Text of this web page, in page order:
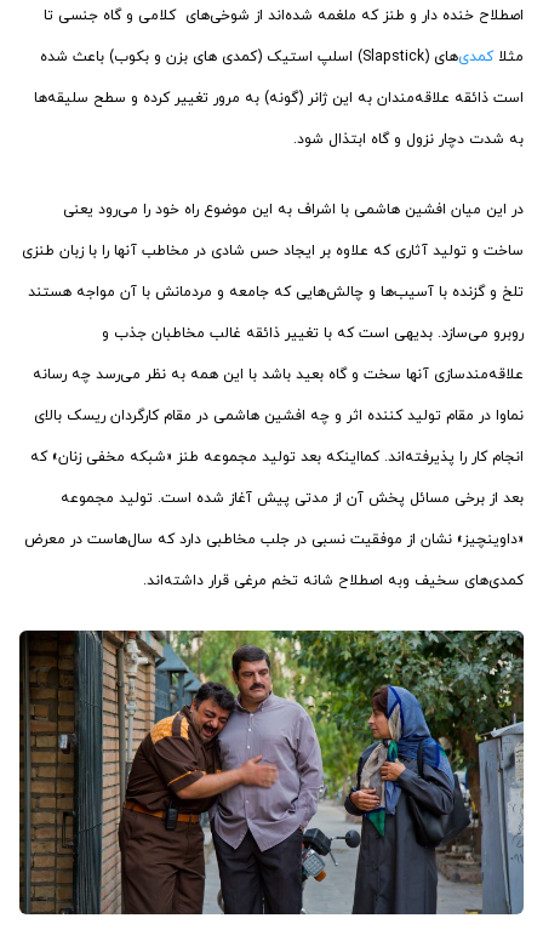
اصطلاح خنده دار و طنز که ملغمه شده‌اند از شوخی‌های کلامی و گاه جنسی تا
مثلاکمدی‌ های (Slapstick) اسلپ استیک (کمدی های بزن و بکوب) باعث شده
است ذائقه علاقه‌مندان به این ژانر (گونه) به مرور تغییر کرده و سطح سلیقه‌ها
به شدت دچار نزول و گاه ابتذال شود.
در این میان افشین هاشمی با اشراف به این موضوع راه خود را می‌رود یعنی
ساخت و تولید آثاری که علاوه بر ایجاد حس شادی در مخاطب آنها را با زبان طنزی
تلخ و گزنده با آسیب‌ها و چالش‌هایی که جامعه و مردمانش با آن مواجه هستند
روبرو می‌سازد. بدیهی است که با تغییر ذائقه غالب مخاطبان جذب و
علاقه‌مندسازی آنها سخت و گاه بعید باشد با این همه به نظر می‌رسد چه رسانه
نماوا در مقام تولید کننده اثر و چه افشین هاشمی در مقام کارگردان ریسک بالای
انجام کار را پذیرفته‌اند. کمااینکه بعد تولید مجموعه طنز «شبکه مخفی زنان» که
بعد از برخی مسائل پخش آن از مدتی پیش آغاز شده است. تولید مجموعه
«داوینچیز» نشان از موفقیت نسبی در جلب مخاطبی دارد که سال‌هاست در معرض
کمدی‌های سخیف وبه اصطلاح شانه تخم مرغی قرار داشته‌اند.